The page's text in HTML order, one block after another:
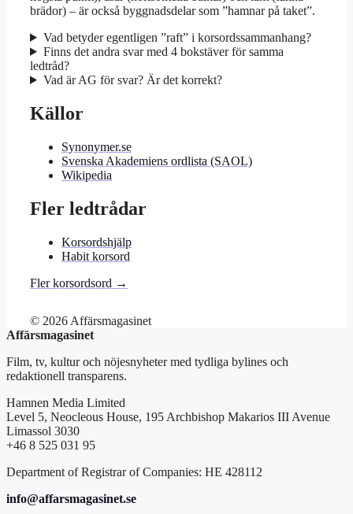
brädor) – är också byggnadsdelar som ”hamnar på taket”.
Vad betyder egentligen ”raft” i korsordssammanhang?
Finns det andra svar med 4 bokstäver för samma
ledtråd?
Vad är AG för svar? Är det korrekt?
Källor
Synonymer.se
Svenska Akademiens ordlista (SAOL)
Wikipedia
Fler ledtrådar
Korsordshjälp
Habit korsord
Fler korsordsord →
© 2026 Affärsmagasinet
Affärsmagasinet
Film, tv, kultur och nöjesnyheter med tydliga bylines och
redaktionell transparens.
Hamnen Media Limited
Level 5, Neocleous House, 195 Archbishop Makarios III Avenue
Limassol 3030
+46 8 525 031 95
Department of Registrar of Companies: HE 428112
info@affarsmagasinet.se